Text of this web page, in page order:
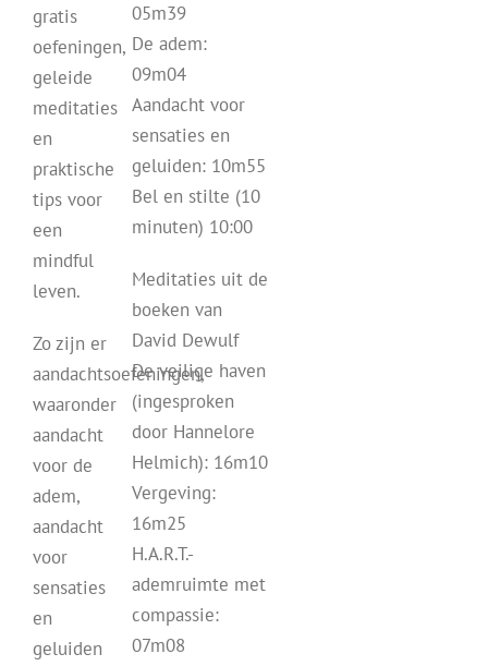
gratis
oefeningen,
geleide
meditaties
en
praktische
tips voor
een
mindful
leven.
Zo zijn er
aandachtsoefeningen,
waaronder
aandacht
voor de
adem,
aandacht
voor
sensaties
en
geluiden
05m39
De adem:
09m04
Aandacht voor
sensaties en
geluiden: 10m55
Bel en stilte (10
minuten) 10:00
Meditaties uit de
boeken van
David Dewulf
De veilige haven
(ingesproken
door Hannelore
Helmich): 16m10
Vergeving:
16m25
H.A.R.T.-
ademruimte met
compassie:
07m08